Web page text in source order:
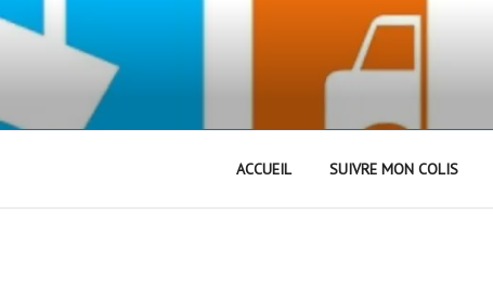
Aller
ACCUEIL SUIVRE MON COLIS